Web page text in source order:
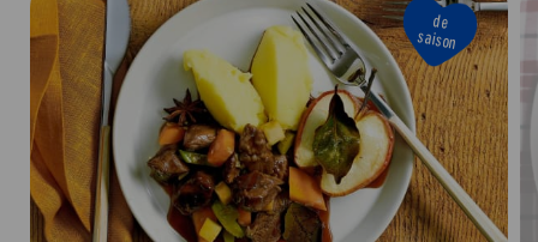
de
saison